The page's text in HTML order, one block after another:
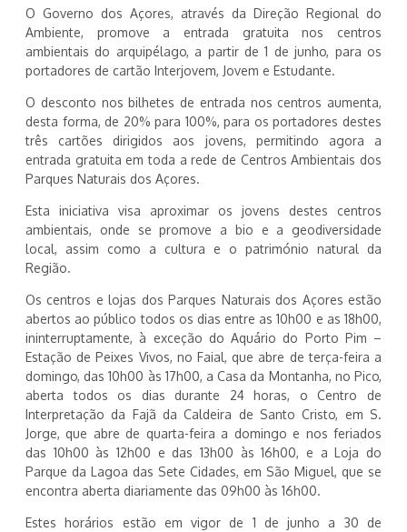
O Governo dos Açores, através da Direção Regional do
Ambiente, promove a entrada gratuita nos centros
ambientais do arquipélago, a partir de 1 de junho, para os
portadores de cartão Interjovem, Jovem e Estudante.
O desconto nos bilhetes de entrada nos centros aumenta,
desta forma, de 20% para 100%, para os portadores destes
três cartões dirigidos aos jovens, permitindo agora a
entrada gratuita em toda a rede de Centros Ambientais dos
Parques Naturais dos Açores.
Esta iniciativa visa aproximar os jovens destes centros
ambientais, onde se promove a bio e a geodiversidade
local, assim como a cultura e o património natural da
Região.
Os centros e lojas dos Parques Naturais dos Açores estão
abertos ao público todos os dias entre as 10h00 e as 18h00,
ininterruptamente, à exceção do Aquário do Porto Pim –
Estação de Peixes Vivos, no Faial, que abre de terça-feira a
domingo, das 10h00 às 17h00, a Casa da Montanha, no Pico,
aberta todos os dias durante 24 horas, o Centro de
Interpretação da Fajã da Caldeira de Santo Cristo, em S.
Jorge, que abre de quarta-feira a domingo e nos feriados
das 10h00 às 12h00 e das 13h00 às 16h00, e a Loja do
Parque da Lagoa das Sete Cidades, em São Miguel, que se
encontra aberta diariamente das 09h00 às 16h00.
Estes horários estão em vigor de 1 de junho a 30 de